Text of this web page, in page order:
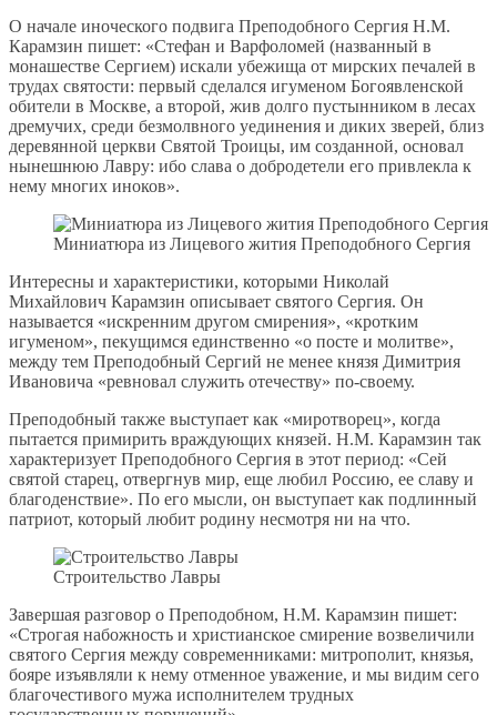
О начале иноческого подвига Преподобного Сергия Н.М.
Карамзин пишет: «Стефан и Варфоломей (названный в
монашестве Сергием) искали убежища от мирских печалей в
трудах святости: первый сделался игуменом Богоявленской
обители в Москве, а второй, жив долго пустынником в лесах
дремучих, среди безмолвного уединения и диких зверей, близ
деревянной церкви Святой Троицы, им созданной, основал
нынешнюю Лавру: ибо слава о добродетели его привлекла к
нему многих иноков».
Миниатюра из Лицевого жития Преподобного Сергия
Интересны и характеристики, которыми Николай
Михайлович Карамзин описывает святого Сергия. Он
называется «искренним другом смирения», «кротким
игуменом», пекущимся единственно «о посте и молитве»,
между тем Преподобный Сергий не менее князя Димитрия
Ивановича «ревновал служить отечеству» по-своему.
Преподобный также выступает как «миротворец», когда
пытается примирить враждующих князей. Н.М. Карамзин так
характеризует Преподобного Сергия в этот период: «Сей
святой старец, отвергнув мир, еще любил Россию, ее славу и
благоденствие». По его мысли, он выступает как подлинный
патриот, который любит родину несмотря ни на что.
Строительство Лавры
Завершая разговор о Преподобном, Н.М. Карамзин пишет:
«Строгая набожность и христианское смирение возвеличили
святого Сергия между современниками: митрополит, князья,
бояре изъявляли к нему отменное уважение, и мы видим сего
благочестивого мужа исполнителем трудных